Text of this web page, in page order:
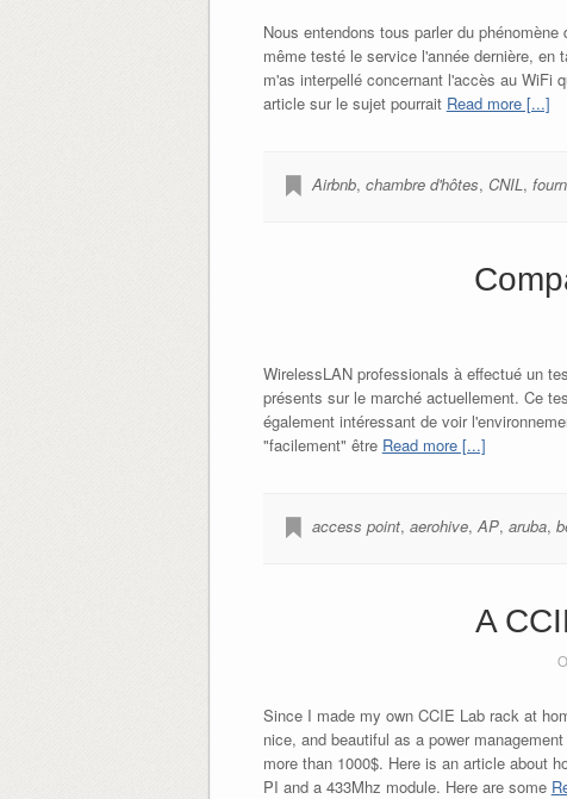
Nous entendons tous parler du
même testé le service l'année dernière, en
m'as interpellé concernant l'accès au WiFi
article sur le sujet pourrait Read more [...]
Airbnb, chambre d'hôtes, CNIL ,
WirelessLAN professionals à effectué un
présents sur le marché actuellement. Ce
également intéressant de voir
"facilement" être Read more [...]
access point, aerohive, AP, aruba,
A
Since I made my own CCIE Lab rack at
nice, and beautiful as a power
more than 1000$. Here is an article about
PI and a 433Mhz module. Here are some